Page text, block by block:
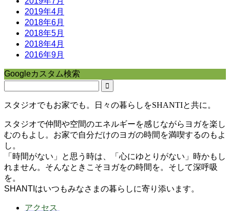
2019年4月
2018年6月
2018年5月
2018年4月
2016年9月
Googleカスタム検索
スタジオでもお家でも。日々の暮らしをSHANTIと共に。
スタジオで仲間や空間のエネルギーを感じながらヨガを楽し
むのもよし。お家で自分だけのヨガの時間を満喫するのもよ
し。
「時間がない」と思う時は、「心にゆとりがない」時かもし
れません。そんなときこそヨガをの時間を。そして深呼吸
を。
SHANTIはいつもみなさまの暮らしに寄り添います。
アクセス